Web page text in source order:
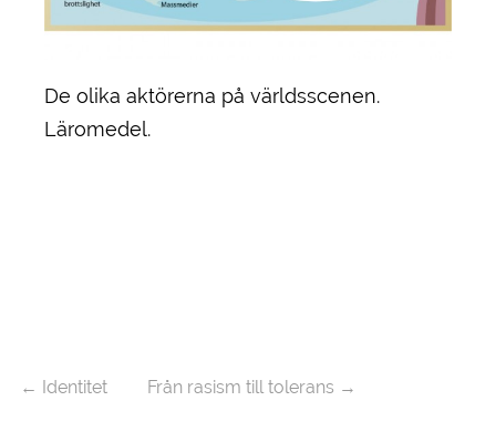
De olika aktörerna på världsscenen.
Läromedel.
← Identitet Från rasism till tolerans →